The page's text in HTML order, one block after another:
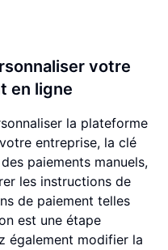
votre
en ligne
la plateforme
entreprise, la clé
paiements manuels,
les instructions de
de paiement telles
est une étape
également modifier la